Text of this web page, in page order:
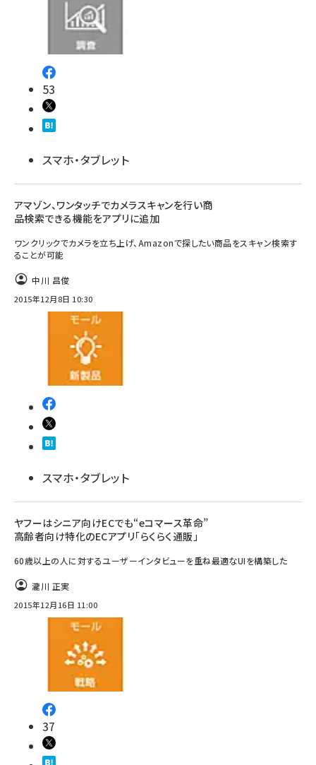
53
スマホ・タブレット
アマゾン、ワンタッチでカメラスキャンを行い商
品検索できる機能をアプリに追加
ワンクリックでカメラを立ち上げ、Amazonで探したい商品をスキャン検索す
ることが可能
中川 昌俊
2015年12月8日 10:30
スマホ・タブレット
ヤフーはシニア向けECでも“eコマース革命”
高齢者向け特化のECアプリ「らくらく通販」
60歳以上の人に対するユーザーインタビューを重ね最適なUIを構築した
瀧川 正実
2015年12月16日 11:00
37